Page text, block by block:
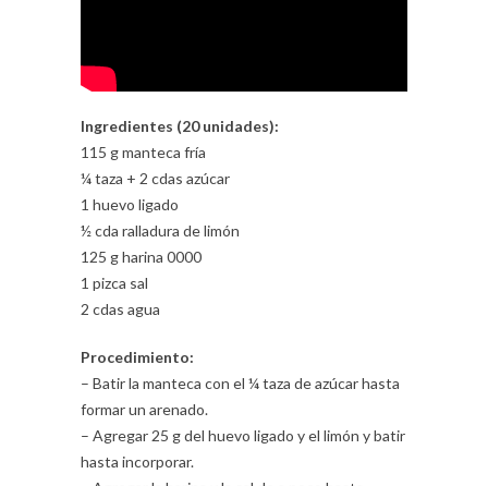
Ingredientes (20 unidades):
115 g manteca fría
¼ taza + 2 cdas azúcar
1 huevo ligado
½ cda ralladura de limón
125 g harina 0000
1 pizca sal
2 cdas agua
Procedimiento:
– Batir la manteca con el ¼ taza de azúcar hasta
formar un arenado.
– Agregar 25 g del huevo ligado y el limón y batir
hasta incorporar.